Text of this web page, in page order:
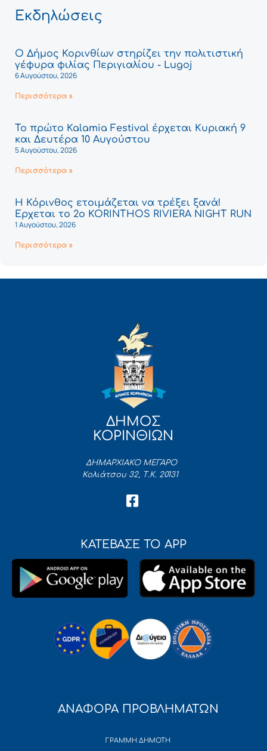
Εκδηλώσεις
Ο Δήμος Κορινθίων στηρίζει την πολιτιστική
γέφυρα φιλίας Περιγιαλίου - Lugoj
6 Αυγούστου, 2026
Περισσότερα »
Το πρώτο Kalamia Festival έρχεται Κυριακή 9
και Δευτέρα 10 Αυγούστου
5 Αυγούστου, 2026
Περισσότερα »
Η Κόρινθος ετοιμάζεται να τρέξει ξανά!
Έρχεται το 2ο KORINTHOS RIVIERA NIGHT RUN
1 Αυγούστου, 2026
Περισσότερα »
ΔΗΜΟΣ
ΚΟΡΙΝΘΙΩΝ
ΔΗΜΑΡΧΙΑΚΟ ΜΕΓΑΡΟ
Κολιάτσου 32, Τ.Κ. 20131
ΚΑΤΕΒΑΣΕ ΤΟ APP
ΑΝΑΦΟΡΑ ΠΡΟΒΛΗΜΑΤΩΝ
ΓΡΑΜΜΗ ΔΗΜΟΤΗ